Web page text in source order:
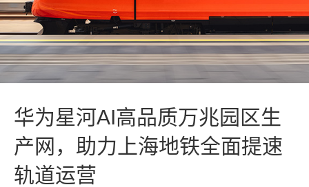
华为星河AI高品质万兆园区生
产网，助力上海地铁全面提速
轨道运营